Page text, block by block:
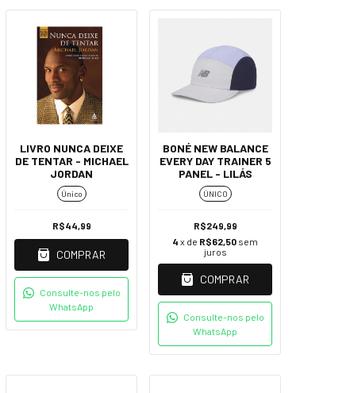
LIVRO NUNCA DEIXE
DE TENTAR - MICHAEL
JORDAN
Único
R$44,99
COMPRAR
Consulte-nos pelo
WhatsApp
BONÉ NEW BALANCE
EVERY DAY TRAINER 5
PANEL - LILÁS
ÚNICO
R$249,99
4 x de R$62,50 sem
juros
COMPRAR
Consulte-nos pelo
WhatsApp